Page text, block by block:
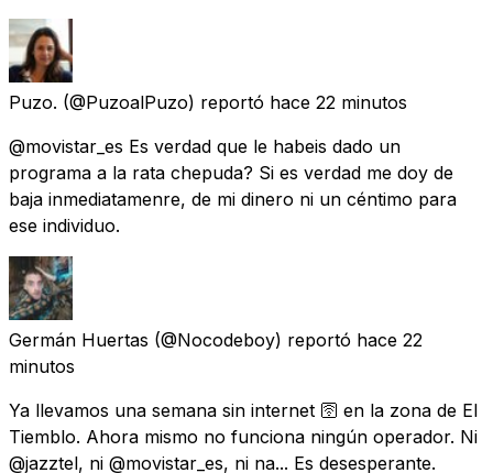
Puzo. (@PuzoalPuzo) reportó hace 22 minutos
@movistar_es Es verdad que le habeis dado un
programa a la rata chepuda? Si es verdad me doy de
baja inmediatamenre, de mi dinero ni un céntimo para
ese individuo.
Germán Huertas (@Nocodeboy) reportó hace 22
minutos
Ya llevamos una semana sin internet 🛜 en la zona de El
Tiemblo. Ahora mismo no funciona ningún operador. Ni
@jazztel, ni @movistar_es, ni na... Es desesperante.